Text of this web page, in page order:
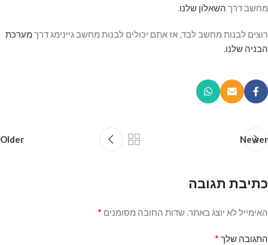
מחשב דרך השאלון שלנו.
רוצים לבנות מחשב לבד, אז אתם יכולים לבנות מחשב גיינימג דרך מערכת
הבניה שלנו.
Newer
Older
כתיבת תגובה
האימייל לא יוצג באתר. שדות החובה מסומנים *
התגובה שלך *